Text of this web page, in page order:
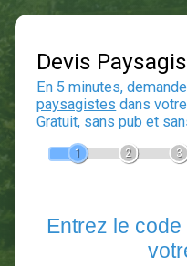
Devis
En 5 minutes,
2